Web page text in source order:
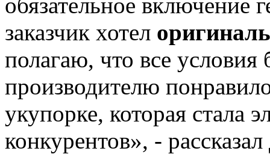
заказчик хотел
полагаю, что все
производителю
укупорке, которая стала
конкурентов», -